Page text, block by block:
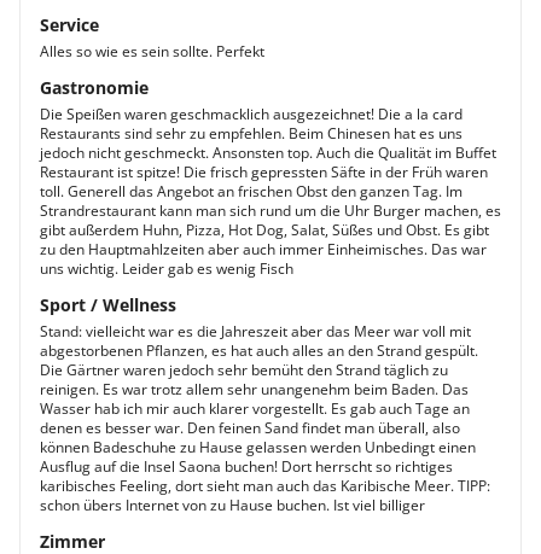
Service
Alles so wie es sein sollte. Perfekt
Gastronomie
Die Speißen waren geschmacklich ausgezeichnet! Die a la card
Restaurants sind sehr zu empfehlen. Beim Chinesen hat es uns
jedoch nicht geschmeckt. Ansonsten top. Auch die Qualität im Buffet
Restaurant ist spitze! Die frisch gepressten Säfte in der Früh waren
toll. Generell das Angebot an frischen Obst den ganzen Tag. Im
Strandrestaurant kann man sich rund um die Uhr Burger machen, es
gibt außerdem Huhn, Pizza, Hot Dog, Salat, Süßes und Obst. Es gibt
zu den Hauptmahlzeiten aber auch immer Einheimisches. Das war
uns wichtig. Leider gab es wenig Fisch
Sport / Wellness
Stand: vielleicht war es die Jahreszeit aber das Meer war voll mit
abgestorbenen Pflanzen, es hat auch alles an den Strand gespült.
Die Gärtner waren jedoch sehr bemüht den Strand täglich zu
reinigen. Es war trotz allem sehr unangenehm beim Baden. Das
Wasser hab ich mir auch klarer vorgestellt. Es gab auch Tage an
denen es besser war. Den feinen Sand findet man überall, also
können Badeschuhe zu Hause gelassen werden Unbedingt einen
Ausflug auf die Insel Saona buchen! Dort herrscht so richtiges
karibisches Feeling, dort sieht man auch das Karibische Meer. TIPP:
schon übers Internet von zu Hause buchen. Ist viel billiger
Zimmer